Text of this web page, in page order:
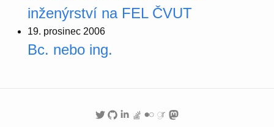
inženýrství na FEL ČVUT
19. prosinec 2006
Bc. nebo ing.